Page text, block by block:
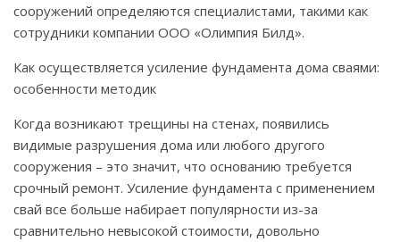
сооружений определяются специалистами, такими как
сотрудники компании ООО «Олимпия Билд».
Как осуществляется усиление фундамента дома сваями:
особенности методик
Когда возникают трещины на стенах, появились
видимые разрушения дома или любого другого
сооружения – это значит, что основанию требуется
срочный ремонт. Усиление фундамента с применением
свай все больше набирает популярности из-за
сравнительно невысокой стоимости, довольно